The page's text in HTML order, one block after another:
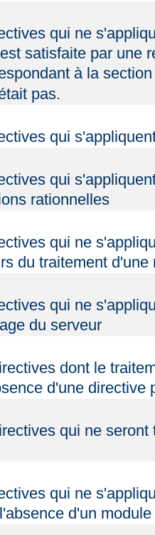
qui ne
satisfaite par une
à la
pas.
qui
qui
rationnelles
qui ne
du traitement d'une
qui ne
du serveur
dont le
d'une directive
qui ne
qui ne
d'un